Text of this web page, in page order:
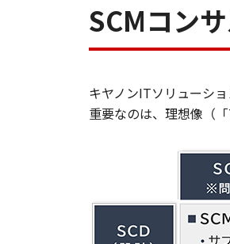
SCMコン
キヤノンITソリューシ
重要なのは、理想像（